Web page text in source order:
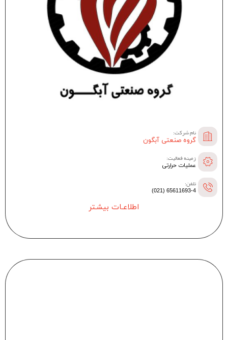
نام شرکت:
گروه صنعتی آبگون
زمینه فعالیت:
عملیات حرارتی
تلفن:
65611693-4 (021)
اطلاعـات بیشـتر